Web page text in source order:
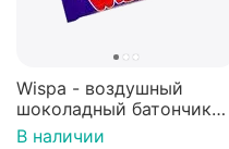
Wispa - воздушный
шоколадный батончик
36 гр
В наличии